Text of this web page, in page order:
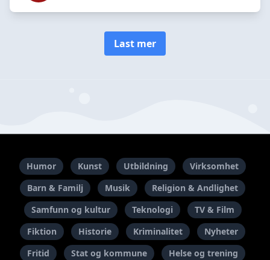
Last mer
Humor Kunst Utbildning
Virksomhet
Barn & Familj
Musik
Religion & Andlighet
Samfunn og kultur
Teknologi
TV & Film
Fiktion
Historie Kriminalitet
Nyheter
Fritid
Stat og kommune Helse og trening